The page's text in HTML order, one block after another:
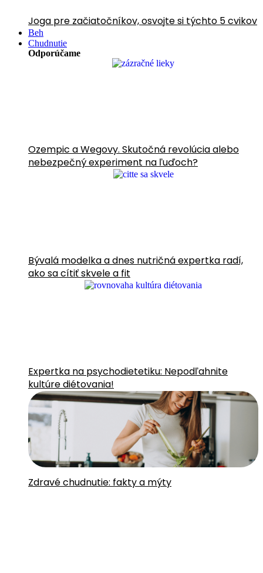
Joga pre začiatočníkov, osvojte si týchto 5 cvikov
Beh
Chudnutie
Odporúčame
Ozempic a Wegovy. Skutočná revolúcia alebo
nebezpečný experiment na ľuďoch?
Bývalá modelka a dnes nutričná expertka radí,
ako sa cítiť skvele a fit
Expertka na psychodietetiku: Nepodľahnite
kultúre diétovania!
Zdravé chudnutie: fakty a mýty